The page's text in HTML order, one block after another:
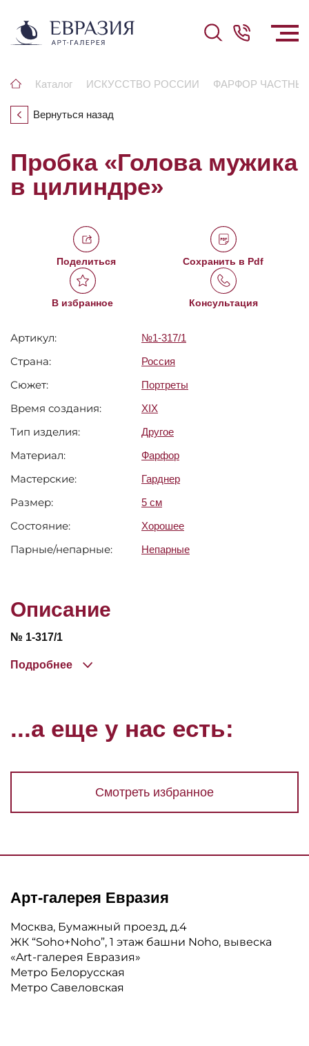
Каталог ИСКУССТВО РОССИИ ФАРФОР
Вернуться назад
Пробка «Голова мужика
в цилиндре»
Поделиться Сохранить в Pdf
В избранное Консультация
Артикул: №1-317/1
Страна: Россия
Сюжет: Портреты
Время создания: XIX
Тип изделия: Другое
Материал: Фарфор
Мастерские: Гарднер
Размер: 5 см
Состояние: Хорошее
Парные/непарные: Непарные
Описание
№ 1-317/1
Подробнее
...а еще у нас есть:
Смотреть избранное
Арт-галерея Евразия
Москва, Бумажный проезд, д.4
ЖК “Soho+Noho”, 1 этаж башни Noho, вывеска
«Art-галерея Евразия»
Метро Белорусская
Метро Савеловская